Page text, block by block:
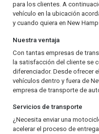
para los clientes. A
vehículo en la ubicación
y cuando quiera en New
Nuestra ventaja
Con tantas empresas de
la satisfacción del cliente se
diferenciador. Desde ofrecer
vehículos dentro y fuera de
empresa de transporte de
Servicios de transporte
¿Necesita enviar una
acelerar el proceso de